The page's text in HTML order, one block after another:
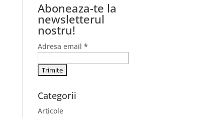
Aboneaza-te la
newsletterul
nostru!
Adresa email*
Categorii
Articole